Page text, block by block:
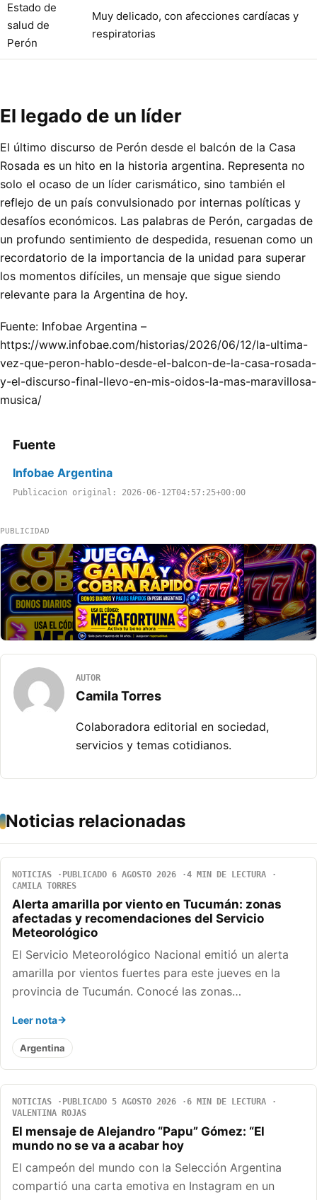
Estado de
salud de
Perón
Muy delicado, con afecciones cardíacas y
respiratorias
El legado de un líder
El último discurso de Perón desde el balcón de la Casa
Rosada es un hito en la historia argentina. Representa no
solo el ocaso de un líder carismático, sino también el
reflejo de un país convulsionado por internas políticas y
desafíos económicos. Las palabras de Perón, cargadas de
un profundo sentimiento de despedida, resuenan como un
recordatorio de la importancia de la unidad para superar
los momentos difíciles, un mensaje que sigue siendo
relevante para la Argentina de hoy.
Fuente: Infobae Argentina –
https://www.infobae.com/historias/2026/06/12/la-ultima-
vez-que-peron-hablo-desde-el-balcon-de-la-casa-rosada-
y-el-discurso-final-llevo-en-mis-oidos-la-mas-maravillosa-
musica/
Fuente
Infobae Argentina
Publicacion original: 2026-06-12T04:57:25+00:00
PUBLICIDAD
AUTOR
Camila Torres
Colaboradora editorial en sociedad,
servicios y temas cotidianos.
Noticias relacionadas
NOTICIAS PUBLICADO 6 AGOSTO 2026
4 MIN DE LECTURA
CAMILA TORRES
Alerta amarilla por viento en Tucumán: zonas
afectadas y recomendaciones del Servicio
Meteorológico
El Servicio Meteorológico Nacional emitió un alerta
amarilla por vientos fuertes para este jueves en la
provincia de Tucumán. Conocé las zonas…
Leer nota
Argentina
NOTICIAS PUBLICADO 5 AGOSTO 2026
6 MIN DE LECTURA
VALENTINA ROJAS
El mensaje de Alejandro “Papu” Gómez: “El
mundo no se va a acabar hoy
El campeón del mundo con la Selección Argentina
compartió una carta emotiva en Instagram en un